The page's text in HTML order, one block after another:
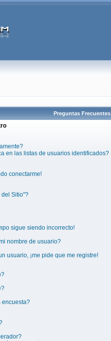
Preguntas Frecuentes
en las listas de usuarios identificados?
conectarme!
del Sitio"?
sigue siendo incorrecto!
nombre de usuario?
usuario, ¡me pide que me registre!
encuesta?